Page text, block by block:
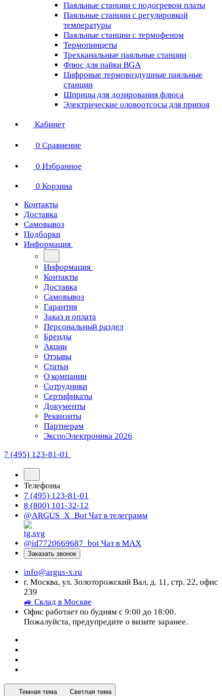
Паяльные станции с подогревом платы
Паяльные станции с регулировкой
температуры
Паяльные станции с термофеном
Термопинцеты
Трехканальные паяльные станции
Флюс для пайки BGA
Цифровые термовоздушные паяльные
станции
Шприцы для дозирования флюса
Электрические оловоотсосы для припоя
Кабинет
0 Сравнение
0 Избранное
0 Корзина
Контакты
Доставка
Самовывоз
Подборки
Информация
Информация
Контакты
Доставка
Самовывоз
Гарантия
Заказ и оплата
Персональный раздел
Бренды
Акции
Отзывы
Статьи
О компании
Сотрудники
Сертификаты
Документы
Реквизиты
Партнерам
ЭкспоЭлектроника 2026
7 (495) 123-81-01
Телефоны
7 (495) 123-81-01
8 (800) 101-32-12
@ARGUS_X_Bot Чат в телеграмм
@id7720669687_bot Чат в МАХ
Заказать звонок
info@argus-x.ru
г. Москва, ул. Золоторожский Вал, д. 11, стр. 22, офис
239
🚙 Склад в Москве
Офис работает по будням с 9:00 до 18:00.
Пожалуйста, предупредите о визите заранее.
Темная тема Светлая тема